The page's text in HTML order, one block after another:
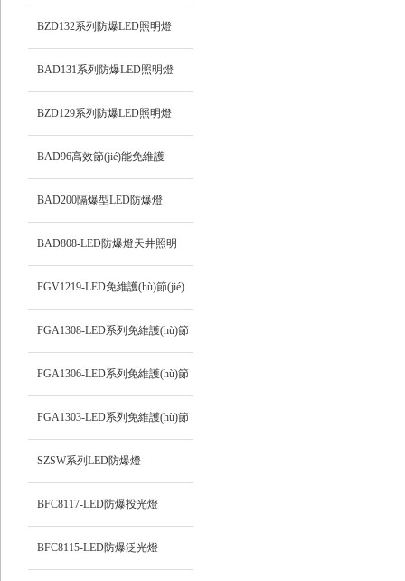
BZD132系列防爆LED照明燈
BAD131系列防爆LED照明燈
BZD129系列防爆LED照明燈
BAD96高效節(jié)能免維護
(hù)LED防爆燈
BAD200隔爆型LED防爆燈
BAD808-LED防爆燈天井照明
FGV1219-LED免維護(hù)節(jié)
能防爆吸頂燈
FGA1308-LED系列免維護(hù)節
(jié)能防爆燈
FGA1306-LED系列免維護(hù)節
(jié)能防爆燈
FGA1303-LED系列免維護(hù)節
(jié)能防爆燈
SZSW系列LED防爆燈
BFC8117-LED防爆投光燈
BFC8115-LED防爆泛光燈